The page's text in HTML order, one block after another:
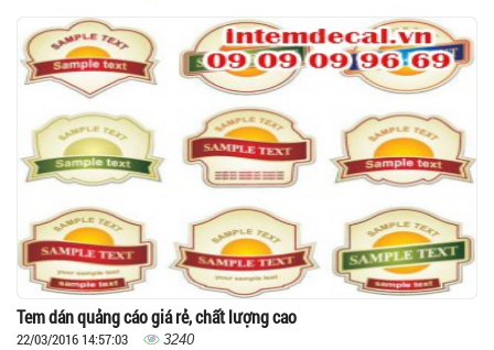
Tem dán quảng cáo giá rẻ, chất lượng cao
22/03/2016 14:57:03 3240